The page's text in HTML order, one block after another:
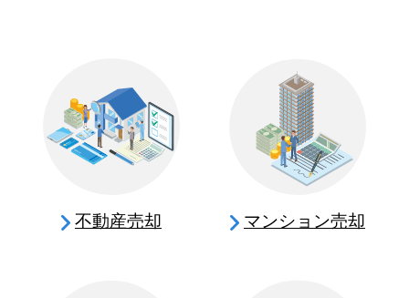
不動産売却 マンション売却